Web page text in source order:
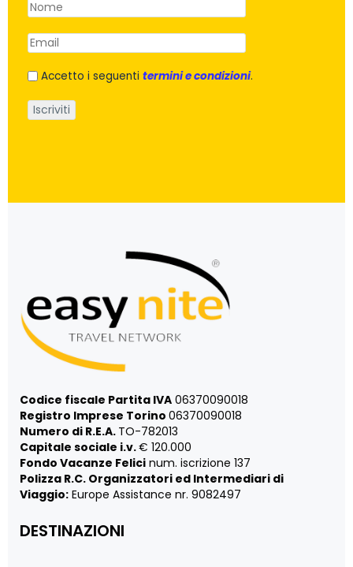
Accetto i seguenti termini e condizioni.
Codice fiscale Partita IVA 06370090018
Registro Imprese Torino 06370090018
Numero di R.E.A. TO-782013
Capitale sociale i.v.€ 120.000
Fondo Vacanze Felici num. iscrizione 137
Polizza R.C. Organizzatori ed Intermediari di
Viaggio: Europe Assistance nr. 9082497
DESTINAZIONI